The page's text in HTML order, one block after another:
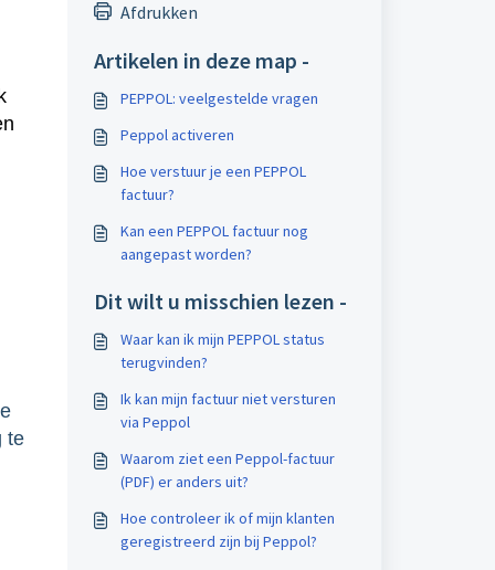
te
Afdrukken
Artikelen in deze map -
PEPPOL: veelgestelde vragen
Peppol activeren
Hoe verstuur je een PEPPOL
factuur?
Kan een PEPPOL factuur nog
aangepast worden?
Dit wilt u misschien lezen -
Waar kan ik mijn PEPPOL status
terugvinden?
Ik kan mijn factuur niet versturen
via Peppol
Waarom ziet een Peppol-factuur
(PDF) er anders uit?
Hoe controleer ik of mijn klanten
geregistreerd zijn bij Peppol?